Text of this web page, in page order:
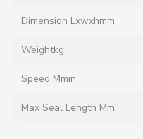
Dimension Lxwxhmm
Weightkg
Speed Mmin
Max Seal Length Mm